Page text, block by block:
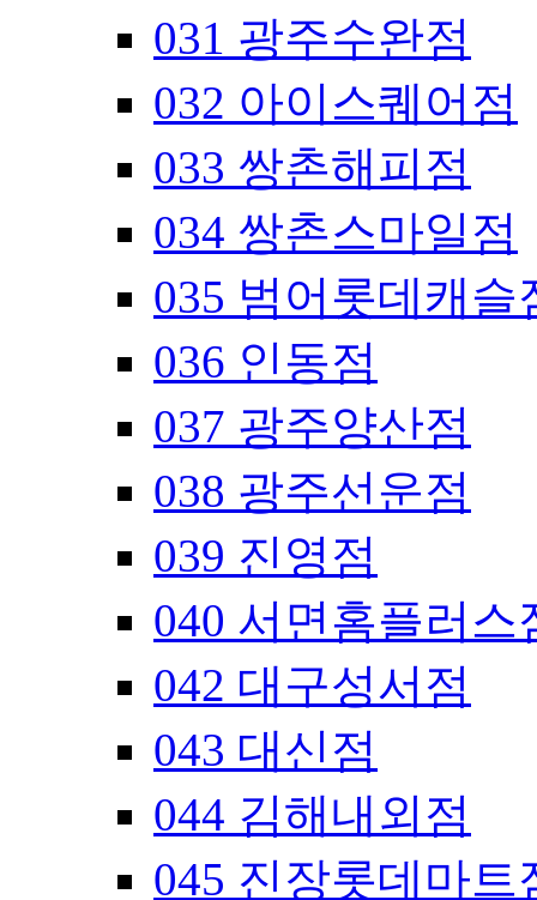
031 광주수완점
032 아이스퀘어점
033 쌍촌해피점
034 쌍촌스마일점
035 범어롯데캐슬
036 인동점
037 광주양산점
038 광주선운점
039 진영점
040 서면홈플러스
042 대구성서점
043 대신점
044 김해내외점
045 진장롯데마트